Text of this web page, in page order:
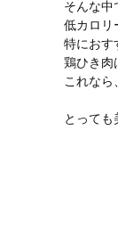
そんな中
低カロリ
特におす
鶏ひき肉
これなら
とっても